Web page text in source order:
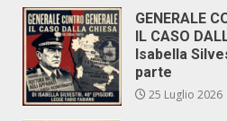
GENERALE
IL CASO
Isabella
parte
25 Luglio 2026